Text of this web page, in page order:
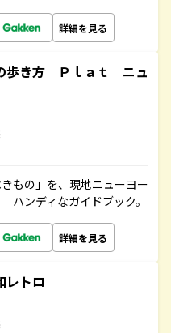
詳細を見る
歩き方 Ｐｌａｔ ニュ
もの」を、現地ニューヨー
ンディなガイドブック。
詳細を見る
トロ